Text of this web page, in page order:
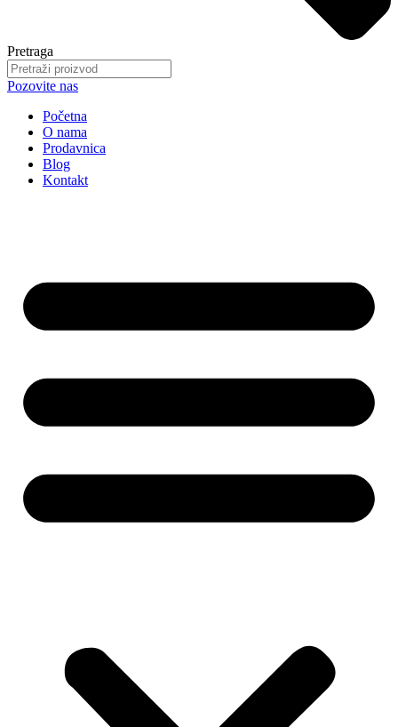
Pretraga
Pozovite nas
Početna
O nama
Prodavnica
Blog
Kontakt